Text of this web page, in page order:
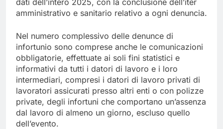
amministrativo e sanitario relativo a ogni denuncia.
Nel numero complessivo delle denunce di
infortunio sono comprese anche le comunicazioni
obbligatorie, effettuate ai soli fini statistici e
informativi da tutti i datori di lavoro e i loro
intermediari, compresi i datori di lavoro privati di
lavoratori assicurati presso altri enti o con polizze
private, degli infortuni che comportano un’assenza
dal lavoro di almeno un giorno, escluso quello
dell’evento.